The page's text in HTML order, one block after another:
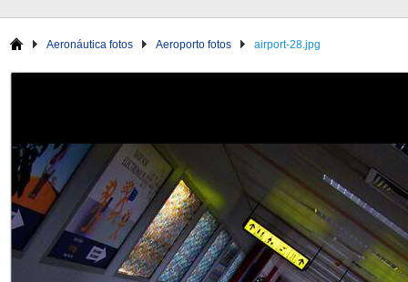
Aeronáutica fotos Aeroporto fotos airport-28.jpg